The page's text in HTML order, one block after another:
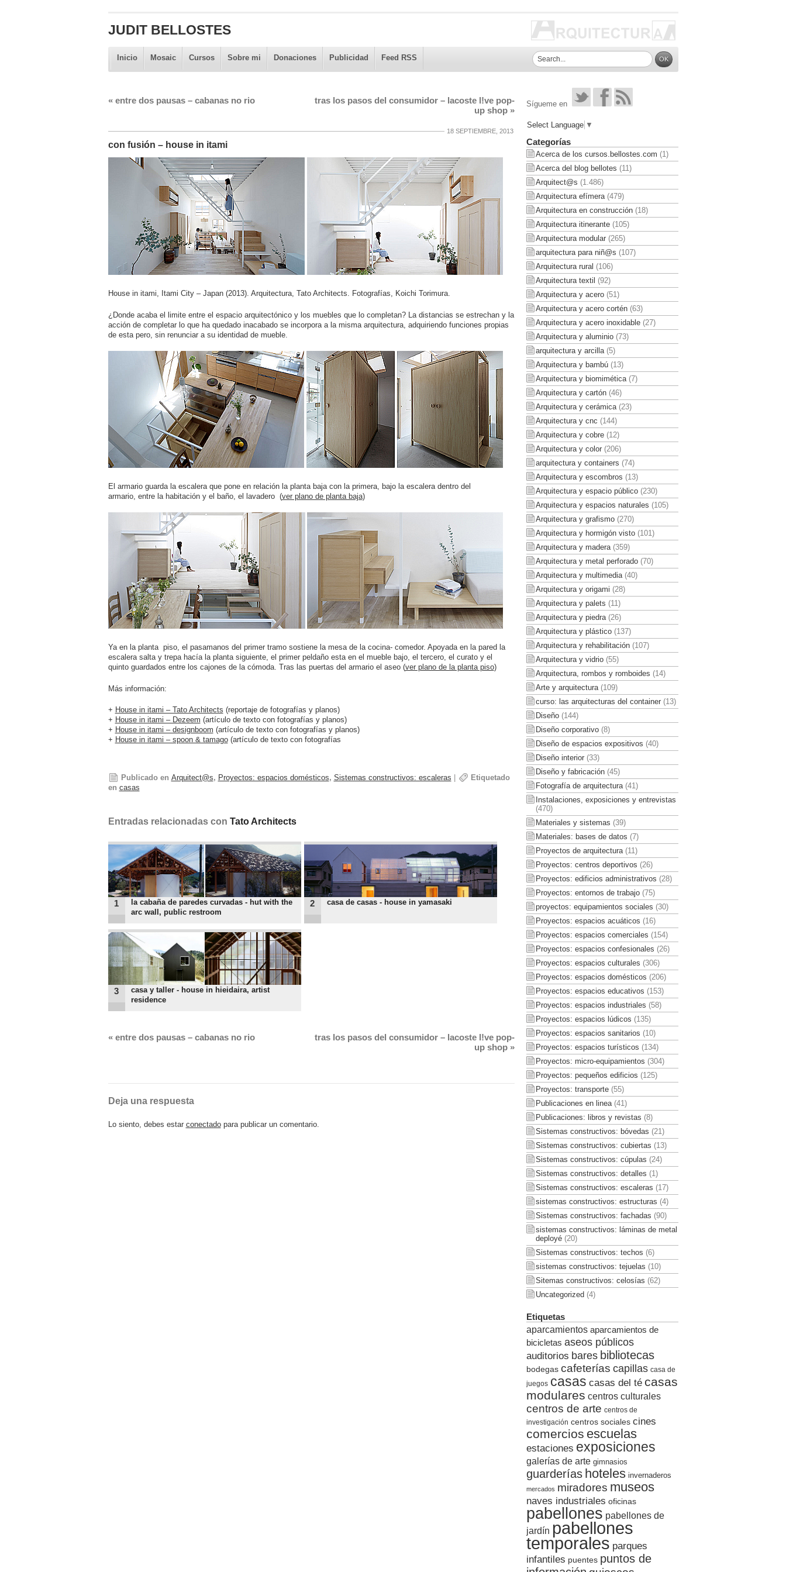
JUDIT BELLOSTES
Inicio Mosaic Cursos Sobre mi Donaciones Publicidad Feed RSS
«entre dos pausas – cabanas no rio
tras los pasos del consumidor – lacoste l!ve pop-
up shop »
18 SEPTIEMBRE, 2013
con fusión – house in itami
House in itami, Itami City – Japan (2013). Arquitectura, Tato Architects. Fotografías, Koichi Torimura.
¿Donde acaba el limite entre el espacio arquitectónico y los muebles que lo completan? La distancias se estrechan y la
acción de completar lo que ha quedado inacabado se incorpora a la misma arquitectura, adquiriendo funciones propias
de esta pero, sin renunciar a su identidad de mueble.
El armario guarda la escalera que pone en relación la planta baja con la primera, bajo la escalera dentro del
armario, entre la habitación y el baño, el lavadero (ver plano de planta baja)
Ya en la planta piso, el pasamanos del primer tramo sostiene la mesa de la cocina- comedor. Apoyada en la pared la
escalera salta y trepa hacía la planta siguiente, el primer peldaño esta en el mueble bajo, el tercero, el curato y el
quinto guardados entre los cajones de la cómoda. Tras las puertas del armario el aseo (ver plano de la planta piso)
Más información:
+ House in itami – Tato Architects (reportaje de fotografías y planos)
+ House in itami – Dezeem (artículo de texto con fotografías y planos)
+ House in itami – designboom (artículo de texto con fotografías y planos)
+ House in itami – spoon & tamago(artículo de texto con fotografías
Publicado en Arquitect@s, Proyectos: espacios domésticos, Sistemas constructivos: escaleras |
Etiquetado
en casas
Entradas relacionadas con Tato Architects
1
la cabaña de paredes curvadas - hut with the
arc wall, public restroom
2 casa de casas - house in yamasaki
3
casa y taller - house in hieidaira, artist
residence
«entre dos pausas – cabanas no rio
tras los pasos del consumidor – lacoste l!ve pop-
up shop »
Deja una respuesta
Lo siento, debes estar conectadopara publicar un comentario.
Sígueme en
Select Language ▼
Categorías
Acerca de los cursos.bellostes.com (1)
Acerca del blog bellotes (11)
Arquitect@s (1.486)
Arquitectura efímera(479)
Arquitectura en construcción(18)
Arquitectura itinerante(105)
Arquitectura modular(265)
arquitectura para niñ@s (107)
Arquitectura rural (106)
Arquitectura textil (92)
Arquitectura y acero(51)
Arquitectura y acero cortén(63)
Arquitectura y acero inoxidable(27)
Arquitectura y aluminio(73)
arquitectura y arcilla(5)
Arquitectura y bambú(13)
Arquitectura y biomimética(7)
Arquitectura y cartón(46)
Arquitectura y cerámica(23)
Arquitectura y cnc (144)
Arquitectura y cobre(12)
Arquitectura y color(206)
arquitectura y containers (74)
Arquitectura y escombros (13)
Arquitectura y espacio público(230)
Arquitectura y espacios naturales (105)
Arquitectura y grafismo(270)
Arquitectura y hormigón visto(101)
Arquitectura y madera(359)
Arquitectura y metal perforado(70)
Arquitectura y multimedia(40)
Arquitectura y origami (28)
Arquitectura y palets (11)
Arquitectura y piedra(26)
Arquitectura y plástico(137)
Arquitectura y rehabilitación(107)
Arquitectura y vidrio(55)
Arquitectura, rombos y romboides (14)
Arte y arquitectura(109)
curso: las arquitecturas del container(13)
Diseño(144)
Diseño corporativo(8)
Diseño de espacios expositivos (40)
Diseño interior(33)
Diseño y fabricación(45)
Fotografía de arquitectura(41)
Instalaciones, exposiciones y entrevistas
(470)
Materiales y sistemas (39)
Materiales: bases de datos (7)
Proyectos de arquitectura(11)
Proyectos: centros deportivos (26)
Proyectos: edificios administrativos (28)
Proyectos: entornos de trabajo(75)
proyectos: equipamientos sociales (30)
Proyectos: espacios acuáticos (16)
Proyectos: espacios comerciales (154)
Proyectos: espacios confesionales (26)
Proyectos: espacios culturales (306)
Proyectos: espacios domésticos (206)
Proyectos: espacios educativos (153)
Proyectos: espacios industriales (58)
Proyectos: espacios lúdicos (135)
Proyectos: espacios sanitarios (10)
Proyectos: espacios turísticos (134)
Proyectos: micro-equipamientos (304)
Proyectos: pequeños edificios (125)
Proyectos: transporte(55)
Publicaciones en linea(41)
Publicaciones: libros y revistas (8)
Sistemas constructivos: bóvedas (21)
Sistemas constructivos: cubiertas (13)
Sistemas constructivos: cúpulas (24)
Sistemas constructivos: detalles (1)
Sistemas constructivos: escaleras (17)
sistemas constructivos: estructuras (4)
Sistemas constructivos: fachadas (90)
sistemas constructivos: láminas de metal
deployé(20)
Sistemas constructivos: techos (6)
sistemas constructivos: tejuelas (10)
Sitemas constructivos: celosías (62)
Uncategorized (4)
Etiquetas
aparcamientos aparcamientos de
bicicletas aseos públicos
auditorios bares bibliotecas
bodegas cafeterías capillas casa de
juegos casas casas del té casas
modulares centros culturales
centros de arte centros de
investigación centros sociales cines
comercios escuelas
estaciones exposiciones
galerías de arte gimnasios
guarderías hoteles invernaderos
mercados miradores museos
naves industriales oficinas
pabellones pabellones de
jardín pabellones
temporales parques
infantiles puentes puntos de